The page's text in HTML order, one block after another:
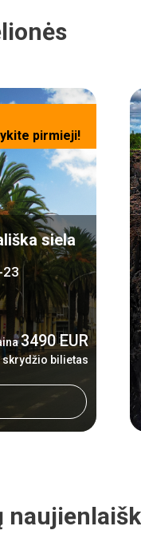
pirmieji!
siela
23
3490 EUR
skrydžio bilietas